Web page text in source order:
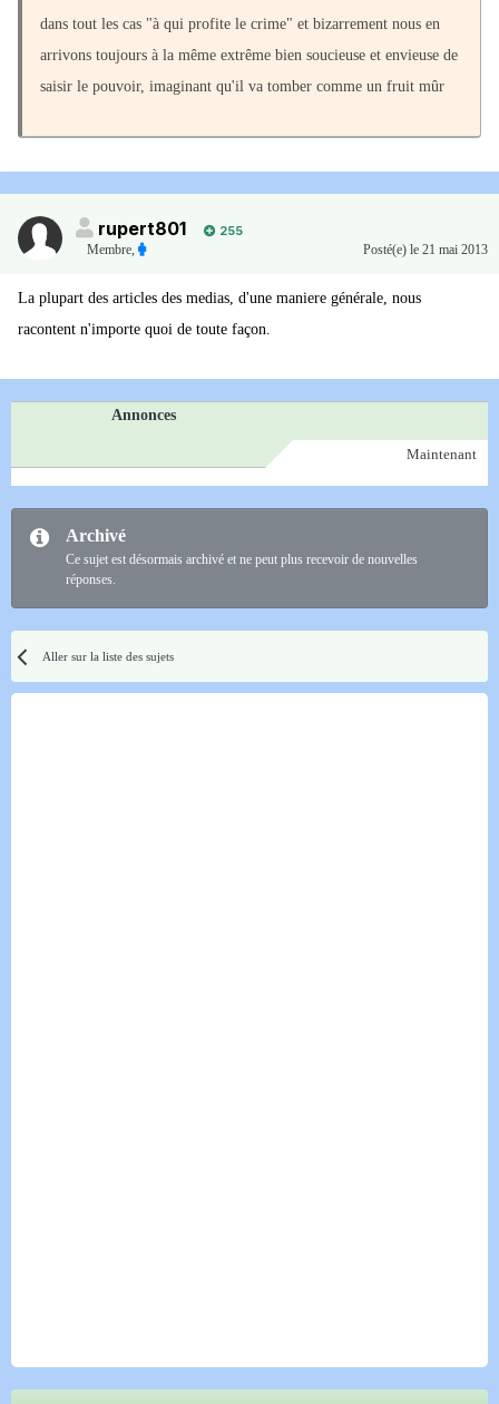
dans tout les cas "à qui profite le crime" et bizarrement nous en
arrivons toujours à la même extrême bien soucieuse et envieuse de
saisir le pouvoir, imaginant qu'il va tomber comme un fruit mûr
rupert801
255
Membre, Posté(e) le 21 mai 2013
La plupart des articles des medias, d'une maniere générale, nous
racontent n'importe quoi de toute façon.
Annonces
Maintenant
Archivé
Ce sujet est désormais archivé et ne peut plus recevoir de nouvelles
réponses.
Aller sur la liste des sujets